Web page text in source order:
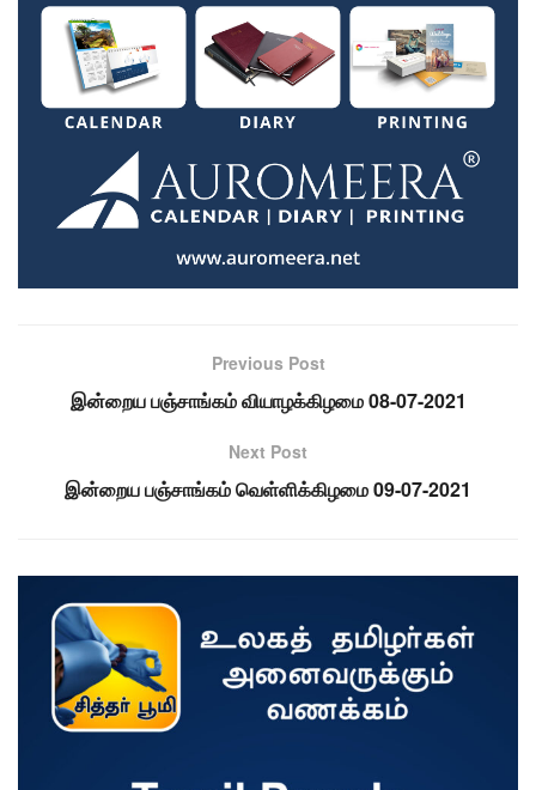
Previous Post
இன்றைய பஞ்சாங்கம் வியாழக்கிழமை 08-07-2021
Next Post
இன்றைய பஞ்சாங்கம் வெள்ளிக்கிழமை 09-07-2021